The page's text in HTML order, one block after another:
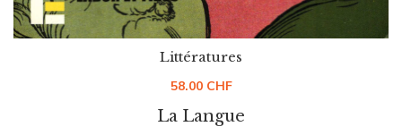
La Langue
Littératures
58.00 CHF